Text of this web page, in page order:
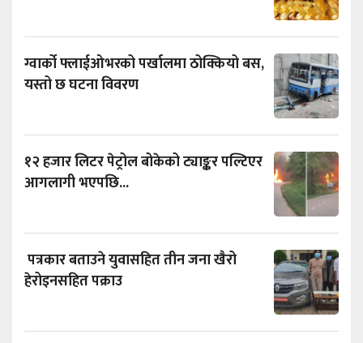
ग्वार्को फ्लाईओभरको पर्खालमा ठोक्कियो बस,
यस्तो छ घटना विवरण
१२ हजार लिटर पेट्रोल बोकेको ट्याङ्कर पल्टिएर
आगलागी भएपछि...
पत्रकार बताउने युवासहित तीन जना खैरो
हेरोइनसहित पक्राउ